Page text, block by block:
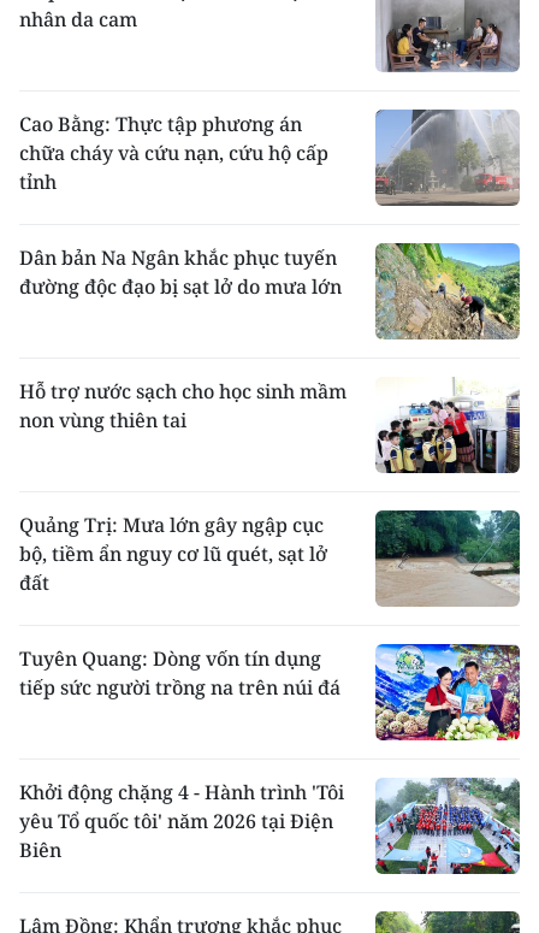
nhân da cam
Cao Bằng: Thực tập phương án
chữa cháy và cứu nạn, cứu hộ cấp
tỉnh
Dân bản Na Ngân khắc phục tuyến
đường độc đạo bị sạt lở do mưa lớn
Hỗ trợ nước sạch cho học sinh mầm
non vùng thiên tai
Quảng Trị: Mưa lớn gây ngập cục
bộ, tiềm ẩn nguy cơ lũ quét, sạt lở
đất
Tuyên Quang: Dòng vốn tín dụng
tiếp sức người trồng na trên núi đá
Khởi động chặng 4 - Hành trình 'Tôi
yêu Tổ quốc tôi' năm 2026 tại Điện
Biên
Lâm Đồng: Khẩn trương khắc phục